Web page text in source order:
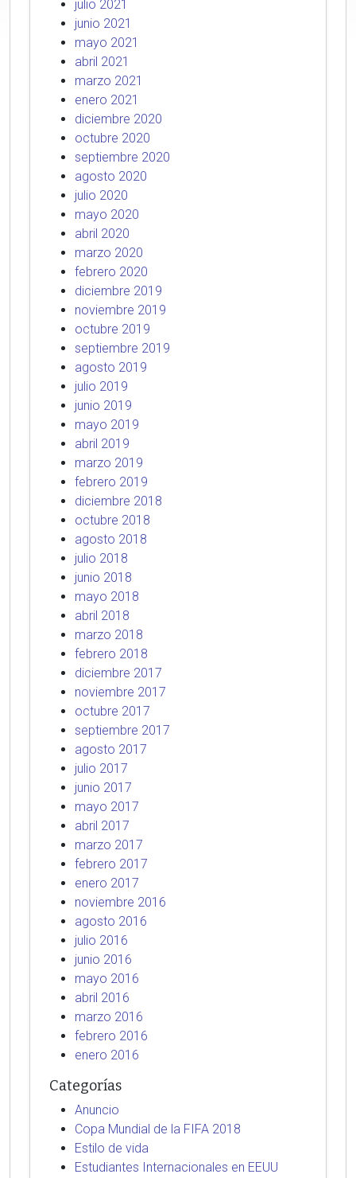
julio 2021
junio 2021
mayo 2021
abril 2021
marzo 2021
enero 2021
diciembre 2020
octubre 2020
septiembre 2020
agosto 2020
julio 2020
mayo 2020
abril 2020
marzo 2020
febrero 2020
diciembre 2019
noviembre 2019
octubre 2019
septiembre 2019
agosto 2019
julio 2019
junio 2019
mayo 2019
abril 2019
marzo 2019
febrero 2019
diciembre 2018
octubre 2018
agosto 2018
julio 2018
junio 2018
mayo 2018
abril 2018
marzo 2018
febrero 2018
diciembre 2017
noviembre 2017
octubre 2017
septiembre 2017
agosto 2017
julio 2017
junio 2017
mayo 2017
abril 2017
marzo 2017
febrero 2017
enero 2017
noviembre 2016
agosto 2016
julio 2016
junio 2016
mayo 2016
abril 2016
marzo 2016
febrero 2016
enero 2016
Categorías
Anuncio
Copa Mundial de la FIFA 2018
Estilo de vida
Estudiantes Internacionales en EEUU